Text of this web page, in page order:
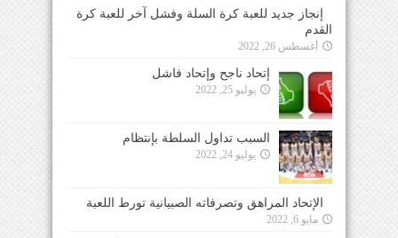
إنجاز جديد للعبة كرة السلة وفشل آخر للعبة كرة
القدم
أغسطس 26, 2022
إتحاد ناجح وإتحاد فاشل
يوليو 25, 2022
السبب تداول السلطة بإنتظام
يوليو 24, 2022
الإتحاد المراهق وتصرفاته الصبيانية تورط اللعبة
مايو 6, 2022